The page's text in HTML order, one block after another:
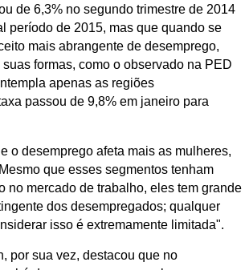
de 6,3% no segundo trimestre de 2014
período de 2015, mas que quando se
mais abrangente de desemprego,
formas, como o observado na PED
apenas as regiões
passou de 9,8% em janeiro para
o desemprego afeta mais as mulheres,
que esses segmentos tenham
no mercado de trabalho, eles tem grande
dos desempregados; qualquer
isso é extremamente limitada".
por sua vez, destacou que no